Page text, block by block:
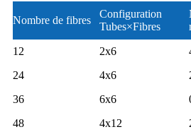
Nombre de fibres
Configuration
Tubes×Fibres
12
2x6
24
4x6
36
6x6
48
4x12